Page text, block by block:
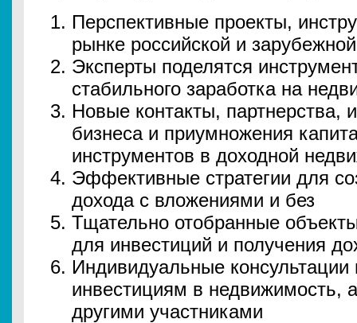
Перспективные проекты,
рынке российской и
Эксперты поделятся
стабильного заработка на
Новые контакты, партнерства,
бизнеса и приумножения
инструментов в доходной
Эффективные стратегии для
дохода с вложениями и без
Тщательно отобранные
для инвестиций и получения
Индивидуальные консультации
инвестициям в недвижимость,
другими участниками